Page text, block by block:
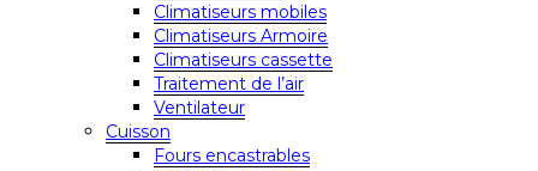
Climatiseurs mobiles
Climatiseurs Armoire
Climatiseurs cassette
Traitement de l’air
Ventilateur
Cuisson
Fours encastrables